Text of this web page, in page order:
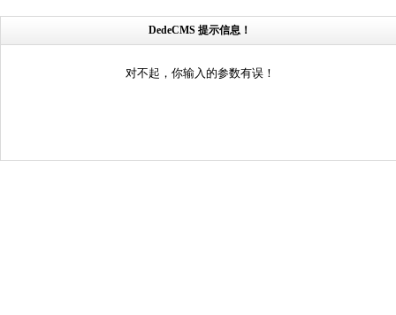
DedeCMS 提示信息！
对不起，你输入的参数有误！